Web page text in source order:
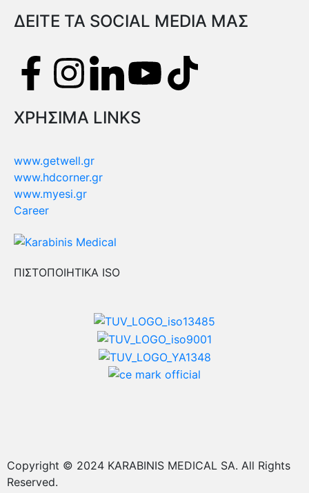
ΔEITE TA SOCIAL MEDIA ΜΑΣ
ΧΡΗΣΙΜΑ LINKS
www.getwell.gr
www.hdcorner.gr
www.myesi.gr
Career
ΠΙΣΤΟΠΟΙΗΤΙΚΑ ISO
Copyright © 2024 KARABINIS MEDICAL SA. All Rights
Reserved.